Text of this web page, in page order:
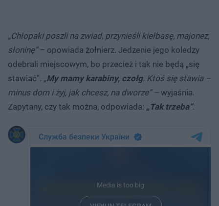
„Chłopaki poszli na zwiad, przynieśli kiełbasę, majonez,
słoninę”– opowiada żołnierz. Jedzenie jego koledzy
odebrali miejscowym, bo przecież i tak nie będą „się
stawiać”. „My mamy karabiny, czołg. Ktoś się stawia –
minus dom i żyj, jak chcesz, na dworze” – wyjaśnia.
Zapytany, czy tak można, odpowiada: „Tak trzeba”.